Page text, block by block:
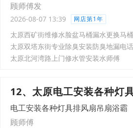
顾师傅发
2026-08-07 13:39 网店第1年
太原西矿街维修水脸盆马桶漏水更换马
太原双塔东街专业除臭安装防臭地漏电话
太原北河湾路上门修水管安装水师傅
12、太原电工安装各种灯
电工安装各种灯具排风扇吊扇浴霸
顾师傅